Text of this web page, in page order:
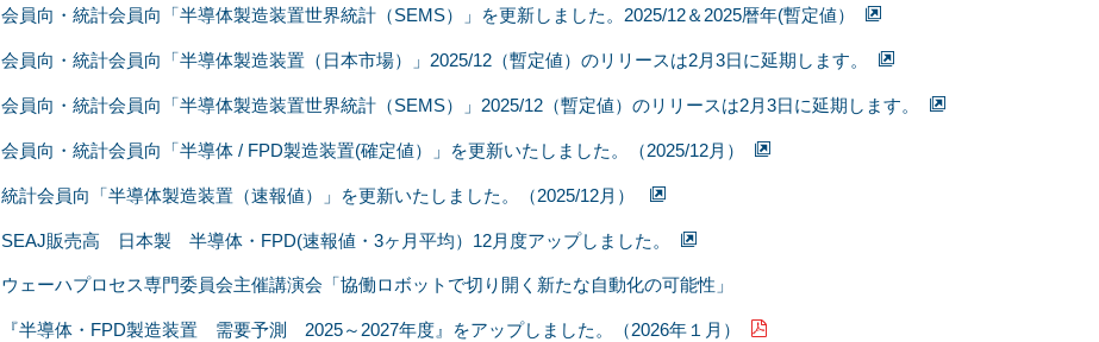
会員向・統計会員向「半導体製造装置世界統計（SEMS）」を更新しました。2025/12＆2025暦年(暫定値）
会員向・統計会員向「半導体製造装置（日本市場）」2025/12（暫定値）のリリースは2月3日に延期します。
会員向・統計会員向「半導体製造装置世界統計（SEMS）」2025/12（暫定値）のリリースは2月3日に延期します。
会員向・統計会員向「半導体 / FPD製造装置(確定値）」を更新いたしました。（2025/12月）
統計会員向「半導体製造装置（速報値）」を更新いたしました。（2025/12月）
SEAJ販売高 日本製 半導体・FPD(速報値・3ヶ月平均）12月度アップしました。
ウェーハプロセス専門委員会主催講演会「協働ロボットで切り開く新たな自動化の可能性」
『半導体・FPD製造装置 需要予測 2025～2027年度』をアップしました。（2026年１月）